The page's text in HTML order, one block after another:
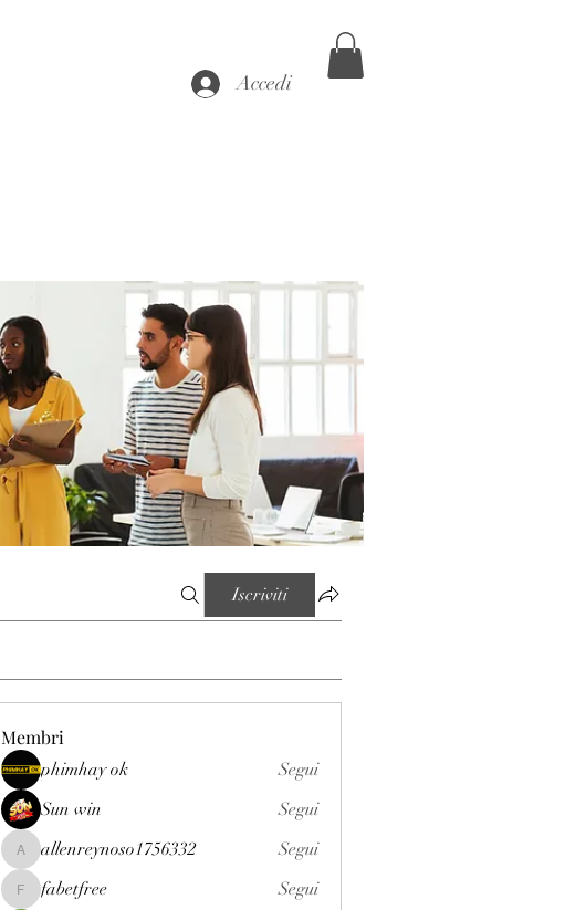
Accedi
Iscriviti
Membri
phimhay ok
Segui
Sun win
Segui
allenreynoso1756332
allenreynoso1756332 Segui
fabetfree
fabetfree
Segui